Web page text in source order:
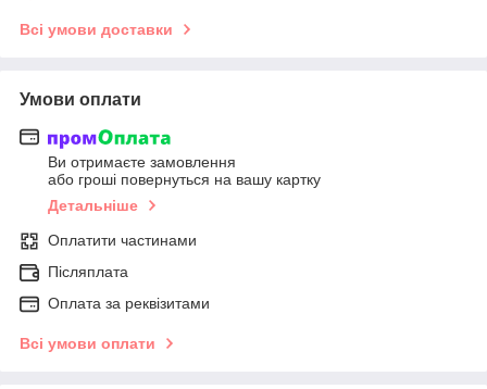
Всі умови доставки
Умови оплати
Ви отримаєте замовлення
або гроші повернуться на вашу картку
Детальніше
Оплатити частинами
Післяплата
Оплата за реквізитами
Всі умови оплати